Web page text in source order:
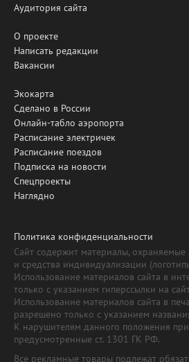
Аудитория сайта
О проекте
Написать редакции
Вакансии
Экокарта
Сделано в России
Онлайн-табло аэропорта
Расписание электричек
Расписание поездов
Подписка на новости
Спецпроекты
Наглядно
Политика конфиденциальности
Сайт содержит материалы, охраняемые
и средства индивидуализации
Использование материалов сайта в
только с указанием гиперссылки на
Использование материалов сайта в
разрешено только с указанием
К нарушителям данного положения
предусмотренные ст. 1301 ГК РФ.
Все рекламные товары подлежат